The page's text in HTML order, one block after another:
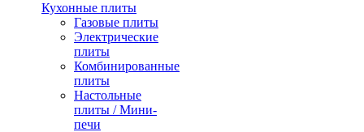
Кухонные плиты
Газовые плиты
Электрические
плиты
Комбинированные
плиты
Настольные
плиты / Мини-
печи